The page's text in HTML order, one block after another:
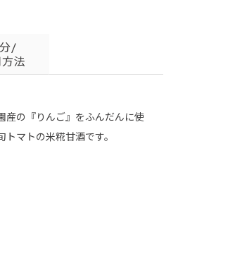
/
法
産の『りんご』をふんだんに使
マトの米糀甘酒です。